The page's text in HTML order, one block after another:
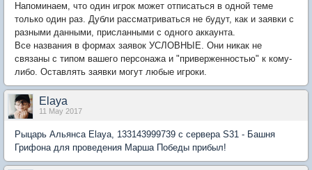
Напоминаем, что один игрок может отписаться в одной теме
только один раз. Дубли рассматриваться не будут, как и заявки с
разными данными, присланными с одного аккаунта.
Все названия в формах заявок УСЛОВНЫЕ. Они никак не
связаны с типом вашего персонажа и "приверженностью" к кому-
либо. Оставлять заявки могут любые игроки.
Elaya
11 May 2017
Рыцарь Альянса Elaya, 133143999739 с сервера S31 - Башня
Грифона для проведения Марша Победы прибыл!